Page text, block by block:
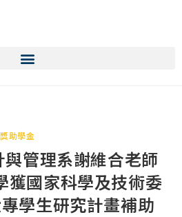
獎助學金
管理系謝維合老師
獲國家科學及技術委
學生研究計畫補助